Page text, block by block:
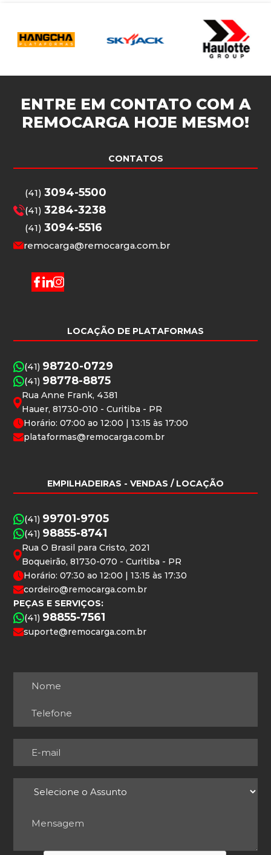
ENTRE EM CONTATO COM A
REMOCARGA HOJE MESMO!
CONTATOS
(41)3094-5500
(41)3284-3238
(41)3094-5516
remocarga@remocarga.com.br
LOCAÇÃO DE PLATAFORMAS
(41) 98720-0729
(41) 98778-8875
Rua Anne Frank, 4381
Hauer, 81730-010 - Curitiba - PR
Horário: 07:00 ao 12:00 | 13:15 às 17:00
plataformas@remocarga.com.br
EMPILHADEIRAS - VENDAS / LOCAÇÃO
(41) 99701-9705
(41) 98855-8741
Rua O Brasil para Cristo, 2021
Boqueirão, 81730-070 - Curitiba - PR
Horário: 07:30 ao 12:00 | 13:15 às 17:30
cordeiro@remocarga.com.br
PEÇAS E SERVIÇOS:
(41) 98855-7561
suporte@remocarga.com.br